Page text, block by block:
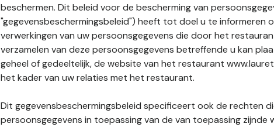
beschermen. Dit beleid voor de bescherming van
"gegevensbeschermingsbeleid") heeft tot doel u te informeren
verwerkingen van uw persoonsgegevens die door het
verzamelen van deze persoonsgegevens betreffende u kan
geheel of gedeeltelijk, de website van het restaurant
het kader van uw relaties met het restaurant.
Dit gegevensbeschermingsbeleid specificeert ook de rechten
persoonsgegevens in toepassing van de van toepassing zijnde